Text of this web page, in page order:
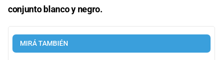
conjunto blanco y negro.
MIRÁ TAMBIÉN